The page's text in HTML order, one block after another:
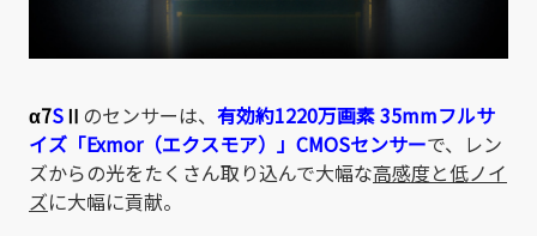
α7SⅡ のセンサーは、 有効約1220万画素35mmフルサ
イズ「Exmor（エクスモア）」CMOSセンサーで、レン
ズからの光をたくさん取り込んで大幅な高感度と低ノイ
ズに大幅に貢献。